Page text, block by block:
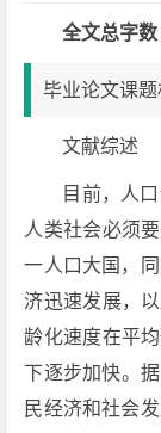
全文总字
毕业论文课
文献综述
目前，人
人类社会必须
一人口大国，
济迅速发展，
龄化速度在平
下逐步加快。
民经济和社会